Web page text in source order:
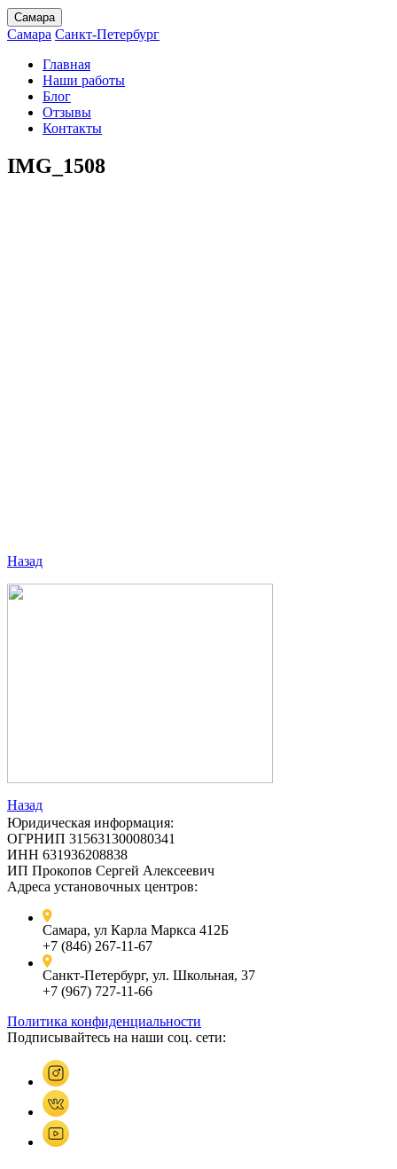
Самара
Самара Санкт-Петербург
Главная
Наши работы
Блог
Отзывы
Контакты
IMG_1508
Назад
Назад
Юридическая информация:
ОГРНИП 315631300080341
ИНН 631936208838
ИП Прокопов Сергей Алексеевич
Адреса установочных центров:
Самара, ул Карла Маркса 412Б
+7 (846) 267-11-67
Санкт-Петербург, ул. Школьная, 37
+7 (967) 727-11-66
Политика конфиденциальности
Подписывайтесь на наши соц. сети: